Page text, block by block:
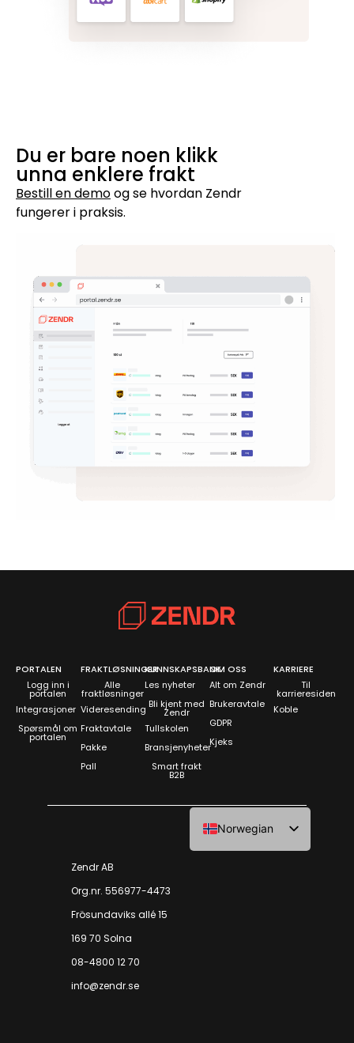
Du er bare noen klikk
unna enklere frakt
Bestill en demoog se hvordan Zendr
fungerer i praksis.
PORTALEN
Logg inn i
portalen
Integrasjoner
Spørsmål om
portalen
FRAKTLØSNINGER
Alle
fraktløsninger
Videresending
Fraktavtale
Pakke
Pall
KUNNSKAPSBANK
Les nyheter
Bli kjent med
Zendr
Tullskolen
Bransjenyheter
Smart frakt
B2B
OM OSS
Alt om Zendr
Brukeravtale
GDPR
Kjeks
KARRIERE
Til
karrieresiden
Koble
Norwegian
Swedish
Zendr AB
Org.nr. 556977-4473
Frösundaviks allé 15
169 70 Solna
08-4800 12 70
info@zendr.se